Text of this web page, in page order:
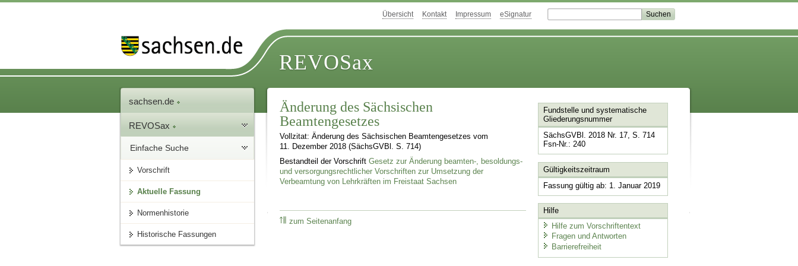
Übersicht Kontakt Impressum eSignatur
REVOSax
sachsen.de
REVOSax
Einfache Suche
Vorschrift
Aktuelle Fassung
Normenhistorie
Historische Fassungen
Änderung des Sächsischen
Beamtengesetzes
Vollzitat: Änderung des Sächsischen Beamtengesetzes vom
11. Dezember 2018 (SächsGVBl. S. 714)
Bestandteil der VorschriftGesetz zur Änderung beamten-, besoldungs-
und versorgungsrechtlicher Vorschriften zur Umsetzung der
Verbeamtung von Lehrkräften im Freistaat Sachsen
zum Seitenanfang
Fundstelle und systematische
Gliederungsnummer
SächsGVBl. 2018 Nr. 17, S. 714
Fsn-Nr.: 240
Gültigkeitszeitraum
Fassung gültig ab: 1. Januar 2019
Hilfe
Hilfe zum Vorschriftentext
Fragen und Antworten
Barrierefreiheit